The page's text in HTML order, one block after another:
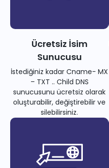
Ücretsiz İsim
Sunucusu
İstediğiniz kadar Cname- MX
– TXT .. Child DNS
sunucusunu ücretsiz olarak
oluşturabilir, değiştirebilir ve
silebilirsiniz.